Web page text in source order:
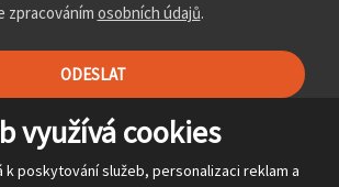
zpracováním osobních údajů.
ODESLAT
stránek|Podmínky použití|Kontakt
využívá cookies
k poskytování služeb, personalizaci reklam a